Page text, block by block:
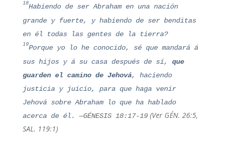
18Habiendo de ser Abraham en una nación
grande y fuerte, y habiendo de ser benditas
en él todas las gentes de la tierra?
19Porque yo lo he conocido, sé que mandará á
sus hijos y á su casa después de sí, que
guarden el camino de Jehová, haciendo
justicia y juicio, para que haga venir
Jehová sobre Abraham lo que ha hablado
acerca de él.
—GÉNESIS 18:17-19(Ver GÉN. 26:5,
SAL. 119:1)